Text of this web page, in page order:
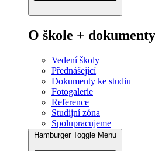
O škole + dokumenty
Vedení školy
Přednášející
Dokumenty ke studiu
Fotogalerie
Reference
Studijní zóna
Spolupracujeme
Hamburger Toggle Menu